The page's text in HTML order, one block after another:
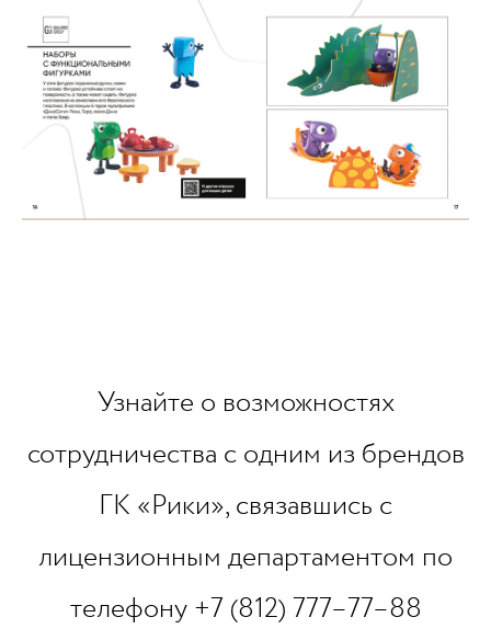
Узнайте о возможностях
сотрудничества с одним из брендов
ГК «Рики», связавшись с
лицензионным департаментом по
телефону+7 (812) 777–77–88